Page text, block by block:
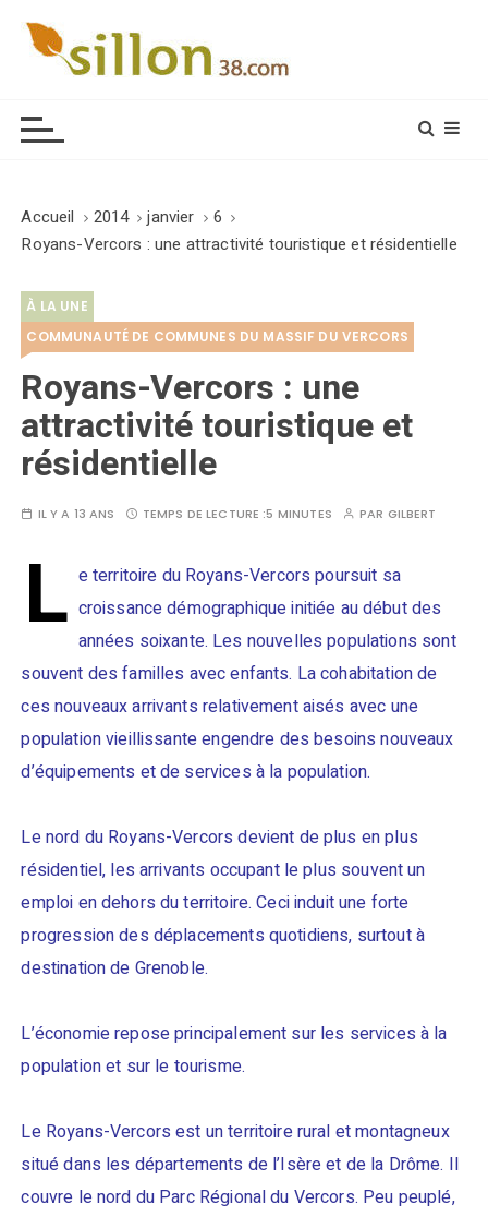
Accueil 2014 janvier
6
Royans-Vercors : une attractivité touristique et résidentielle
À LA UNE
COMMUNAUTÉ DE COMMUNES DU MASSIF DU VERCORS
Royans-Vercors : une
attractivité touristique et
résidentielle
IL Y A 13 ANS TEMPS DE LECTURE :5 MINUTES PAR GILBERT
L e territoire du Royans-Vercors poursuit sa
croissance démographique initiée au début des
années soixante. Les nouvelles populations sont
souvent des familles avec enfants. La cohabitation de
ces nouveaux arrivants relativement aisés avec une
population vieillissante engendre des besoins nouveaux
d’équipements et de services à la population.
Le nord du Royans-Vercors devient de plus en plus
résidentiel, les arrivants occupant le plus souvent un
emploi en dehors du territoire. Ceci induit une forte
progression des déplacements quotidiens, surtout à
destination de Grenoble.
L’économie repose principalement sur les services à la
population et sur le tourisme.
Le Royans-Vercors est un territoire rural et montagneux
situé dans les départements de l’Isère et de la Drôme. Il
couvre le nord du Parc Régional du Vercors. Peu peuplé,